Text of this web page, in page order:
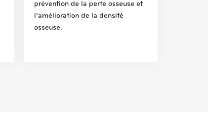
prévention de la perte osseuse et
l’amélioration de la densité
osseuse.